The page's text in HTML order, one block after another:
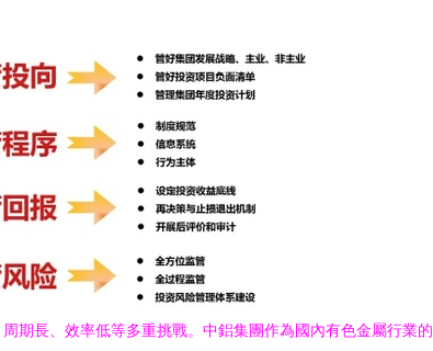
期長、效率低等多重挑戰。中鋁集團作為國內有色金屬行業